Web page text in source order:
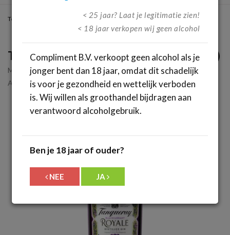
Terug Sterke drank
Tanqueray Blackcurrent Royale Gin (70cl)
Merk:
Tanqueray
Artikelnummer: 37550
< 25 jaar? Laat je legitimatie zien!
< 18 jaar verkopen wij geen alcohol
Compliment B.V. verkoopt geen alcohol als je
jonger bent dan 18 jaar, omdat dit schadelijk
is voor je gezondheid en wettelijk verboden
is. Wij willen als groothandel bijdragen aan
verantwoord alcoholgebruik.
Ben je 18 jaar of ouder?
NEE JA